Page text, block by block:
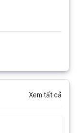
Xem tất cả